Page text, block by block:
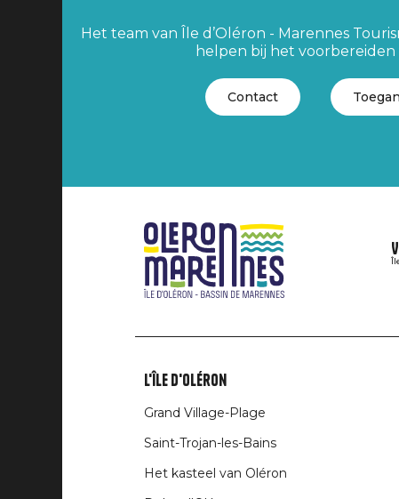
Het team van Île d’Oléron - Marennes
helpen bij het voorbereiden
Contact
Liens
rubriques
L'île d'Oléron
Grand Village-Plage
Saint-Trojan-les-Bains
Het kasteel van Oléron